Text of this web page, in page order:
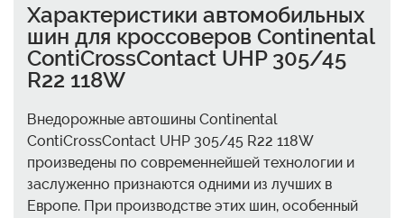
Характеристики автомобильных
шин для кроссоверов Continental
ContiCrossContact UHP 305/45
R22 118W
Внедорожные автошины Continental
ContiCrossContact UHP 305/45 R22 118W
произведены по современнейшей технологии и
заслуженно признаются одними из лучших в
Европе. При производстве этих шин, особенный